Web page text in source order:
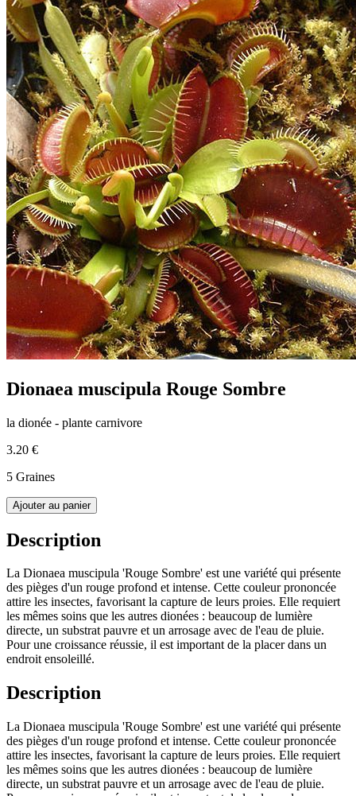
Dionaea muscipula Rouge Sombre
la dionée - plante carnivore
3.20 €
5 Graines
Ajouter au panier
Description
La Dionaea muscipula 'Rouge Sombre' est une variété qui présente
des pièges d'un rouge profond et intense. Cette couleur prononcée
attire les insectes, favorisant la capture de leurs proies. Elle requiert
les mêmes soins que les autres dionées : beaucoup de lumière
directe, un substrat pauvre et un arrosage avec de l'eau de pluie.
Pour une croissance réussie, il est important de la placer dans un
endroit ensoleillé.
Description
La Dionaea muscipula 'Rouge Sombre' est une variété qui présente
des pièges d'un rouge profond et intense. Cette couleur prononcée
attire les insectes, favorisant la capture de leurs proies. Elle requiert
les mêmes soins que les autres dionées : beaucoup de lumière
directe, un substrat pauvre et un arrosage avec de l'eau de pluie.